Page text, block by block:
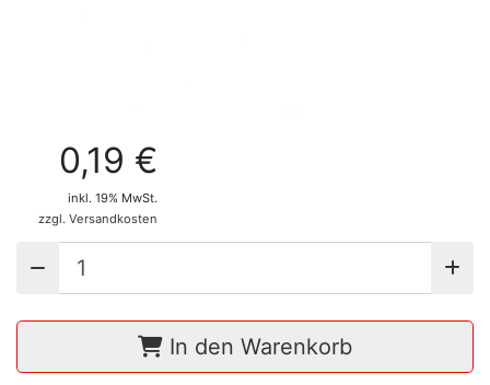
0,19 €
inkl. 19% MwSt.
zzgl. Versandkosten
In den Warenkorb